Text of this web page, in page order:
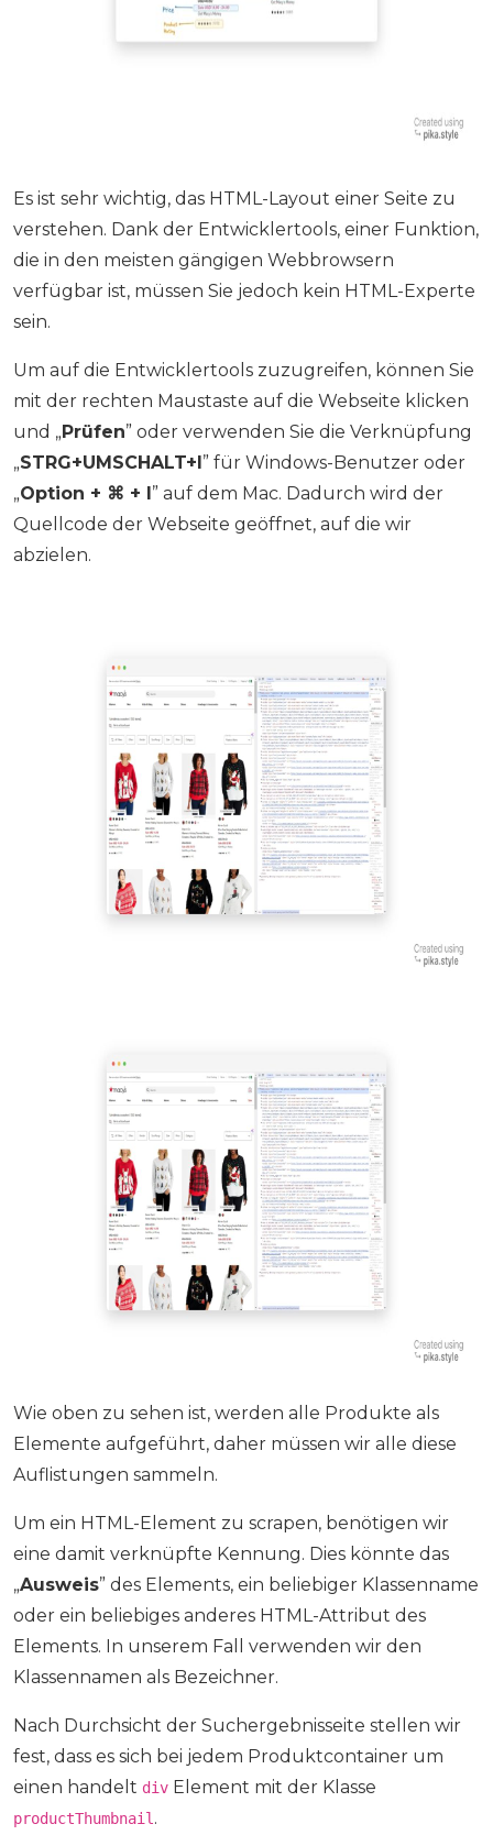
Es ist sehr wichtig, das HTML-Layout einer Seite zu
verstehen. Dank der Entwicklertools, einer Funktion,
die in den meisten gängigen Webbrowsern
verfügbar ist, müssen Sie jedoch kein HTML-Experte
sein.
Um auf die Entwicklertools zuzugreifen, können Sie
mit der rechten Maustaste auf die Webseite klicken
und „Prüfen” oder verwenden Sie die Verknüpfung
„STRG+UMSCHALT+I ” für Windows-Benutzer oder
„Option + ⌘ + I ” auf dem Mac. Dadurch wird der
Quellcode der Webseite geöffnet, auf die wir
abzielen.
Wie oben zu sehen ist, werden alle Produkte als
Elemente aufgeführt, daher müssen wir alle diese
Auflistungen sammeln.
Um ein HTML-Element zu scrapen, benötigen wir
eine damit verknüpfte Kennung. Dies könnte das
„Ausweis” des Elements, ein beliebiger Klassenname
oder ein beliebiges anderes HTML-Attribut des
Elements. In unserem Fall verwenden wir den
Klassennamen als Bezeichner.
Nach Durchsicht der Suchergebnisseite stellen wir
fest, dass es sich bei jedem Produktcontainer um
einen handelt div Element mit der Klasse
productThumbnail.